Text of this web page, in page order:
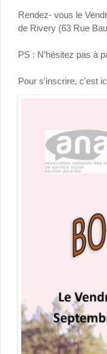
Rendez- vous le
de Rivery (63 Rue
PS : N’hésitez pas à
Pour s'inscrire, c'est